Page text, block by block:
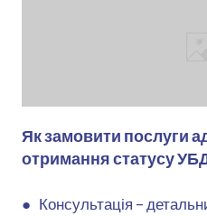
Як замовити послуги
отримання статусу
● Консультація –